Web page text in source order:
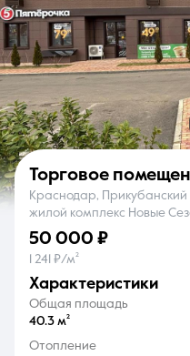
0 объявлений
Недвижимость
О компании
8
Торговое
Краснодар, Прикубанский
жилой комплекс Новые
50 000 ₽
1 241 ₽/м²
характеристики
Общая площадь
40.3 м²
Отопление